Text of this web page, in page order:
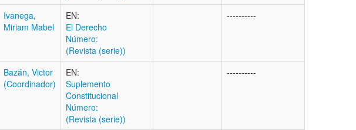
Ivanega,
Miriam Mabel
EN:
El Derecho
Número:
(Revista (serie))
----------
Bazán, Victor
(Coordinador)
EN:
Suplemento
Constitucional
Número:
(Revista (serie))
----------